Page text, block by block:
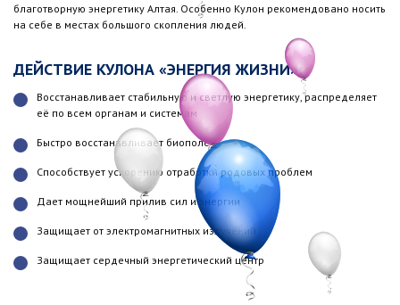
благотворную энергетику Алтая. Особенно Кулон рекомендовано носить
на себе в местах большого скопления людей.
ДЕЙСТВИЕ КУЛОНА «ЭНЕРГИЯ ЖИЗНИ»:
Восстанавливает стабильную и светлую энергетику, распределяет
её по всем органам и системам
Быстро восстанавливает биополе
Способствует ускорению отработки родовых проблем
Дает мощнейший прилив сил и энергии
Защищает от электромагнитных излучений
Защищает сердечный энергетический центр